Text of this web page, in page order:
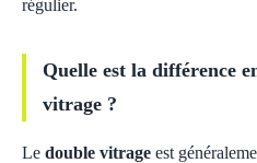
régulier.
Quelle est la différence
vitrage ?
Le double vitrage est